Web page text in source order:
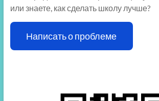
или знаете, как сделать школу лучше?
Написать о проблеме